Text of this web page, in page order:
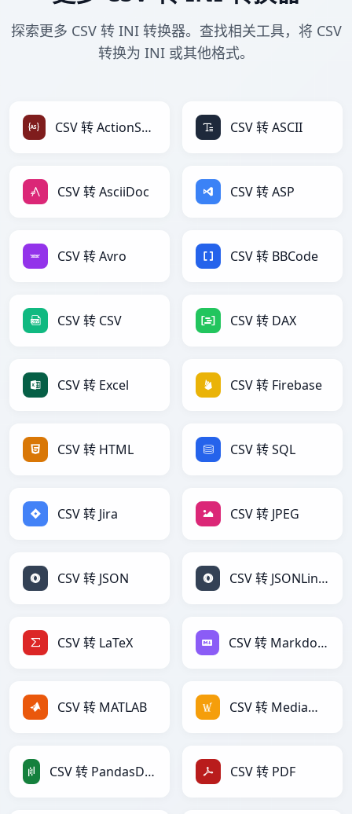
探索更多 CSV 转 INI 转换器。查找相关工具，将 CSV
转换为 INI 或其他格式。
CSV 转 ActionScript CSV 转 ASCII
CSV 转 AsciiDoc CSV 转 ASP
CSV 转 Avro CSV 转 BBCode
CSV 转 CSV CSV 转 DAX
CSV 转 Excel CSV 转 Firebase
CSV 转 HTML CSV 转 SQL
CSV 转 Jira CSV 转 JPEG
CSV 转 JSON CSV 转 JSONLines
CSV 转 LaTeX CSV 转 Markdown
CSV 转 MATLAB CSV 转 MediaWiki
CSV 转 PandasDataFrame CSV 转 PDF